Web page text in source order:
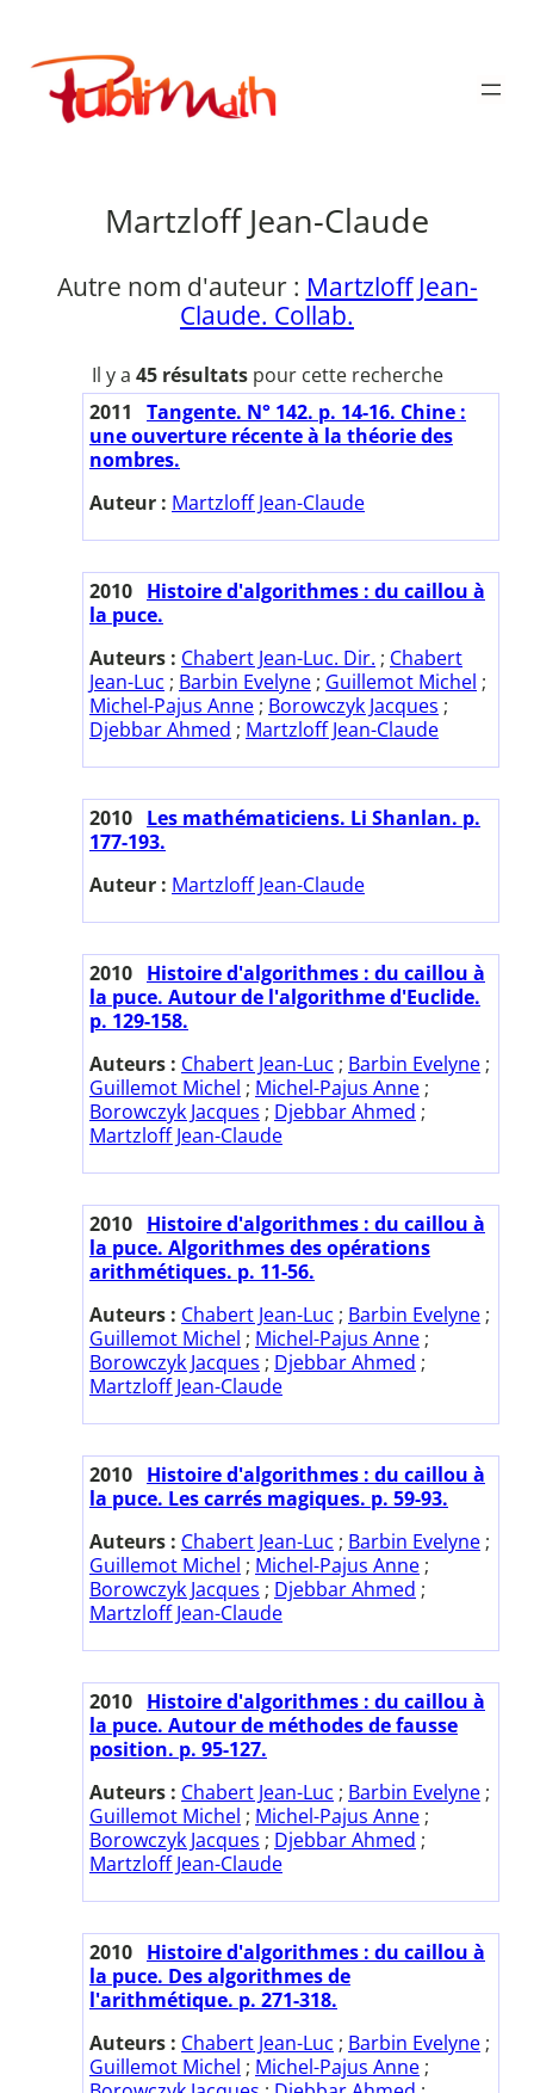
contenu
Publimath
Martzloff Jean-Claude
Autre nom d'auteur : Martzloff Jean-
Claude. Collab.
Il y a 45 résultatspour cette recherche
2011
Tangente. N° 142. p. 14-16. Chine :
une ouverture récente à la théorie des
nombres.
Auteur : Martzloff Jean-Claude
2010 Histoire d'algorithmes : du caillou à
la puce.
Auteurs : Chabert Jean-Luc. Dir. ; Chabert
Jean-Luc ; Barbin Evelyne ; Guillemot Michel ;
Michel-Pajus Anne ; Borowczyk Jacques ;
Djebbar Ahmed ; Martzloff Jean-Claude
2010 Les mathématiciens. Li Shanlan. p.
177-193.
Auteur : Martzloff Jean-Claude
2010 Histoire d'algorithmes : du caillou à
la puce. Autour de l'algorithme d'Euclide.
p. 129-158.
Auteurs : Chabert Jean-Luc ; Barbin Evelyne ;
Guillemot Michel ; Michel-Pajus Anne ;
Borowczyk Jacques ; Djebbar Ahmed ;
Martzloff Jean-Claude
2010 Histoire d'algorithmes : du caillou à
la puce. Algorithmes des opérations
arithmétiques. p. 11-56.
Auteurs : Chabert Jean-Luc ; Barbin Evelyne ;
Guillemot Michel ; Michel-Pajus Anne ;
Borowczyk Jacques ; Djebbar Ahmed ;
Martzloff Jean-Claude
2010 Histoire d'algorithmes : du caillou à
la puce. Les carrés magiques. p. 59-93.
Auteurs : Chabert Jean-Luc ; Barbin Evelyne ;
Guillemot Michel ; Michel-Pajus Anne ;
Borowczyk Jacques ; Djebbar Ahmed ;
Martzloff Jean-Claude
2010 Histoire d'algorithmes : du caillou à
la puce. Autour de méthodes de fausse
position. p. 95-127.
Auteurs : Chabert Jean-Luc ; Barbin Evelyne ;
Guillemot Michel ; Michel-Pajus Anne ;
Borowczyk Jacques ; Djebbar Ahmed ;
Martzloff Jean-Claude
2010 Histoire d'algorithmes : du caillou à
la puce. Des algorithmes de
l'arithmétique. p. 271-318.
Auteurs : Chabert Jean-Luc ; Barbin Evelyne ;
Guillemot Michel ; Michel-Pajus Anne ;